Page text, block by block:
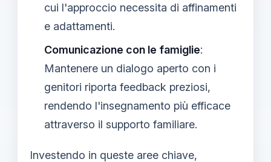
cui l'approccio necessita di affinamenti
e adattamenti.
Comunicazione con le famiglie:
Mantenere un dialogo aperto con i
genitori riporta feedback preziosi,
rendendo l'insegnamento più efficace
attraverso il supporto familiare.
Investendo in queste aree chiave,